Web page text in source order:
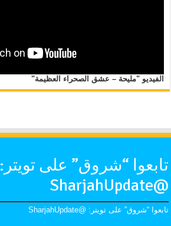
الفيديو "مليحة – عشق الصحراء العظيمة"
تابعوا “شروق” على تويتر:
@SharjahUpdate
تابعوا “شروق” على تويتر: @SharjahUpdate